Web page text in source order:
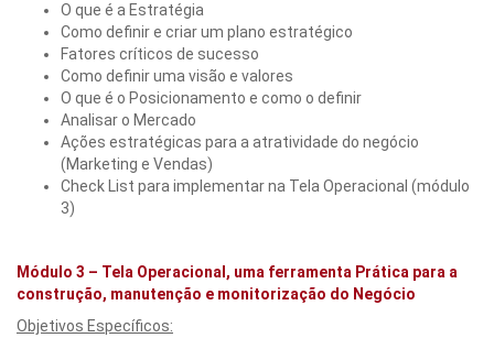
O que é a Estratégia
Como definir e criar um plano estratégico
Fatores críticos de sucesso
Como definir uma visão e valores
O que é o Posicionamento e como o definir
Analisar o Mercado
Ações estratégicas para a atratividade do negócio
(Marketing e Vendas)
Check List para implementar na Tela Operacional (módulo
3)
Módulo 3 – Tela Operacional, uma ferramenta Prática para a
construção, manutenção e monitorização do Negócio
Objetivos Específicos: